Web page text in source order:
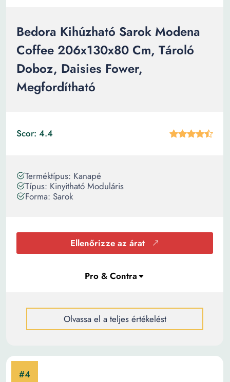
Bedora Kihúzható Sarok Modena
Coffee 206x130x80 Cm, Tároló
Doboz, Daisies Fower,
Megfordítható
Scor: 4.4
Terméktípus: Kanapé
Típus: Kinyitható Moduláris
Forma: Sarok
Ellenőrizze az árat
Olvassa el a teljes értékelést